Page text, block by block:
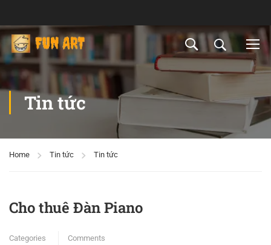
Tin tức
Home Tin tức Tin tức
Cho thuê Đàn Piano
Categories Comments